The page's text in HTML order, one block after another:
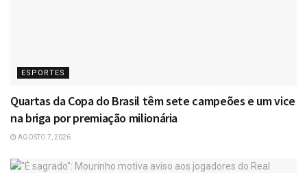
ESPORTES
Quartas da Copa do Brasil têm sete campeões e um vice
na briga por premiação milionária
AGOSTO 7, 2026